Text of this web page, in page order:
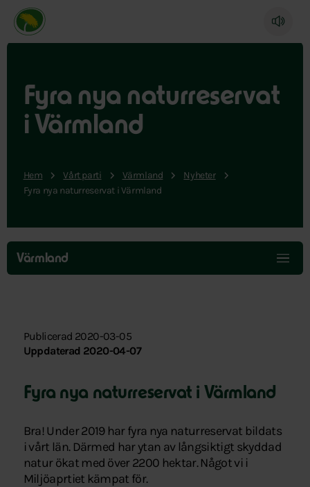
Miljöpartiet de gröna, startsida
Fyra nya naturreservat
i Värmland
Hem Vårt parti Värmland
Nyheter
Fyra nya naturreservat i Värmland
Hoppa
över
menyn
Värmland
Publicerad 2020-03-05
Uppdaterad 2020-04-07
Fyra nya naturreservat i Värmland
Bra! Under 2019 har fyra nya naturreservat bildats
i vårt län. Därmed har ytan av långsiktigt skyddad
natur ökat med över 2200 hektar. Något vi i
Miljöaprtiet kämpat för.